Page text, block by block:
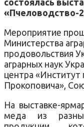
«Пчеловодство-
Мероприятие
Министерства
продовольствия
аграрных наук
центра
Прокоповича»,
На выставке-
меда из